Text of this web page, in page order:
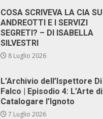
COSA SCRIVEVA LA CIA SU
ANDREOTTI E I SERVIZI
SEGRETI? – DI ISABELLA
SILVESTRI
8 Luglio 2026
L’Archivio dell’Ispettore Di
Falco | Episodio 4: L’Arte di
Catalogare l’Ignoto
7 Luglio 2026